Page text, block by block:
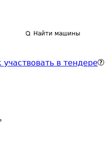
Найти машины
участвовать в тендере